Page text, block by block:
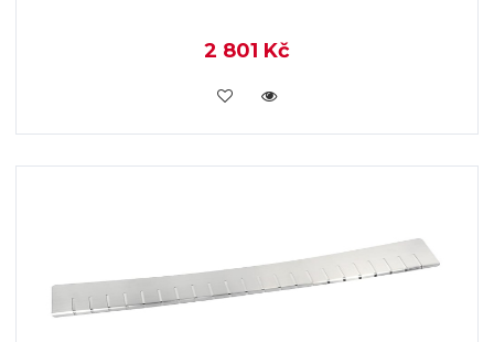
2 801 Kč
KOUPIT